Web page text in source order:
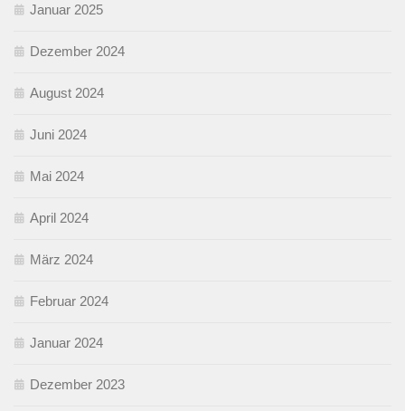
Januar 2025
Dezember 2024
August 2024
Juni 2024
Mai 2024
April 2024
März 2024
Februar 2024
Januar 2024
Dezember 2023